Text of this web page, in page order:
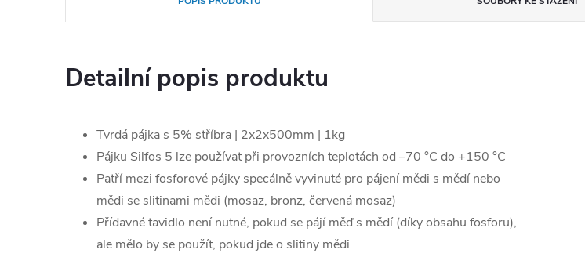
Detailní popis produktu
Tvrdá pájka s 5% stříbra | 2x2x500mm | 1kg
Pájku Silfos 5 lze používat při provozních teplotách od –70 °C do +150 °C
Patří mezi fosforové pájky specálně vyvinuté pro pájení mědi s mědí nebo
mědi se slitinami mědi (mosaz, bronz, červená mosaz)
Přídavné tavidlo není nutné, pokud se pájí měď s mědí (díky obsahu fosforu),
ale mělo by se použít, pokud jde o slitiny mědi